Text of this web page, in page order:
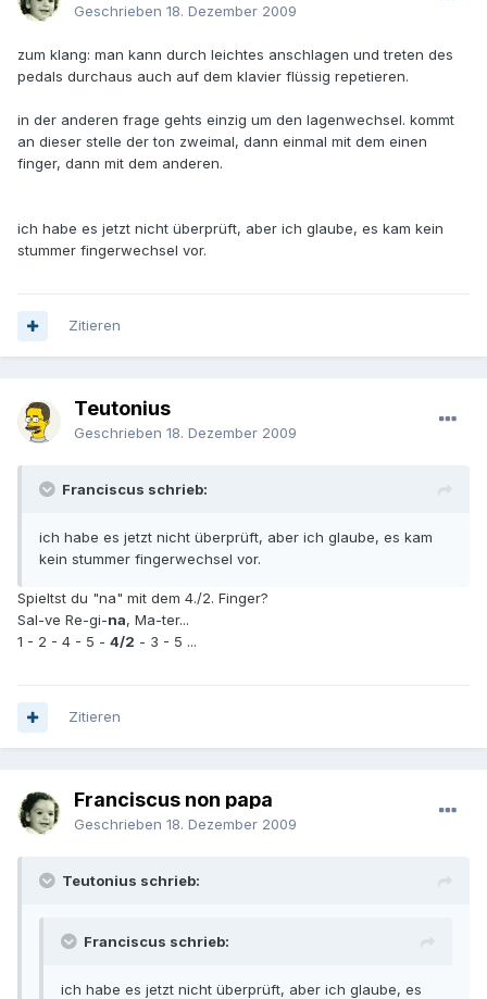
Geschrieben 18. Dezember 2009
zum klang: man kann durch leichtes anschlagen und treten des
pedals durchaus auch auf dem klavier flüssig repetieren.
in der anderen frage gehts einzig um den lagenwechsel. kommt
an dieser stelle der ton zweimal, dann einmal mit dem einen
finger, dann mit dem anderen.
ich habe es jetzt nicht überprüft, aber ich glaube, es kam kein
stummer fingerwechsel vor.
Zitieren
Teutonius
Geschrieben 18. Dezember 2009
Franciscus schrieb:
ich habe es jetzt nicht überprüft, aber ich glaube, es kam
kein stummer fingerwechsel vor.
Spieltst du "na" mit dem 4./2. Finger?
Sal-ve Re-gi-na, Ma-ter...
1 - 2 - 4 - 5 - 4/2 - 3 - 5 ...
Zitieren
Franciscus non papa
Geschrieben 18. Dezember 2009
Teutonius schrieb:
Franciscus schrieb:
ich habe es jetzt nicht überprüft, aber ich glaube, es